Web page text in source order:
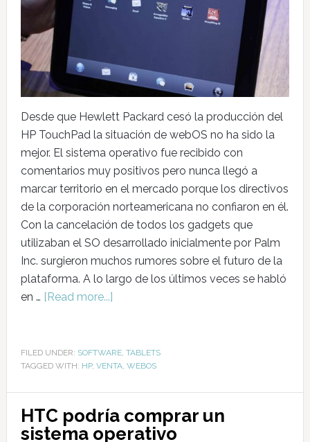
Desde que Hewlett Packard cesó la producción del
HP TouchPad la situación de webOS no ha sido la
mejor. El sistema operativo fue recibido con
comentarios muy positivos pero nunca llegó a
marcar territorio en el mercado porque los directivos
de la corporación norteamericana no confiaron en él.
Con la cancelación de todos los gadgets que
utilizaban el SO desarrollado inicialmente por Palm
Inc. surgieron muchos rumores sobre el futuro de la
plataforma. A lo largo de los últimos veces se habló
en … [Read more...]
FILED UNDER: SOFTWARE, TABLETS
TAGGED WITH: HP, VENTA, WEBOS
HTC podría comprar un
sistema operativo